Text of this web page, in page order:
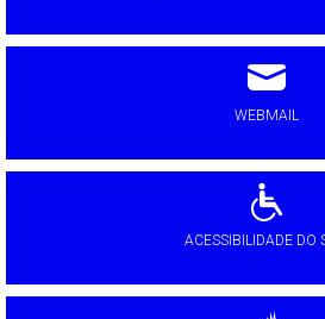
WEBMAIL
ACESSIBILIDADE DO